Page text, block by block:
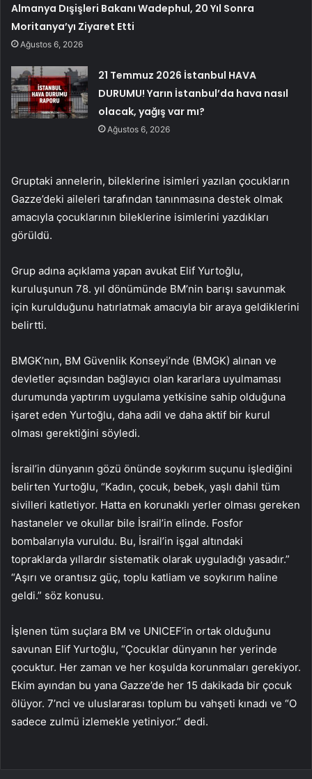
Almanya Dışişleri Bakanı Wadephul, 20 Yıl Sonra
Moritanya’yı Ziyaret Etti
Ağustos 6, 2026
21 Temmuz 2026 İstanbul HAVA
DURUMU! Yarın İstanbul’da hava nasıl
olacak, yağış var mı?
Ağustos 6, 2026
Gruptaki annelerin, bileklerine isimleri yazılan çocukların
Gazze’deki aileleri tarafından tanınmasına destek olmak
amacıyla çocuklarının bileklerine isimlerini yazdıkları
görüldü.
Grup adına açıklama yapan avukat Elif Yurtoğlu,
kuruluşunun 78. yıl dönümünde BM’nin barışı savunmak
için kurulduğunu hatırlatmak amacıyla bir araya geldiklerini
belirtti.
BMGK’nın, BM Güvenlik Konseyi’nde (BMGK) alınan ve
devletler açısından bağlayıcı olan kararlara uyulmaması
durumunda yaptırım uygulama yetkisine sahip olduğuna
işaret eden Yurtoğlu, daha adil ve daha aktif bir kurul
olması gerektiğini söyledi.
İsrail’in dünyanın gözü önünde soykırım suçunu işlediğini
belirten Yurtoğlu, “Kadın, çocuk, bebek, yaşlı dahil tüm
sivilleri katletiyor. Hatta en korunaklı yerler olması gereken
hastaneler ve okullar bile İsrail’in elinde. Fosfor
bombalarıyla vuruldu. Bu, İsrail’in işgal altındaki
topraklarda yıllardır sistematik olarak uyguladığı yasadır.”
“Aşırı ve orantısız güç, toplu katliam ve soykırım haline
geldi.” söz konusu.
İşlenen tüm suçlara BM ve UNICEF’in ortak olduğunu
savunan Elif Yurtoğlu, “Çocuklar dünyanın her yerinde
çocuktur. Her zaman ve her koşulda korunmaları gerekiyor.
Ekim ayından bu yana Gazze’de her 15 dakikada bir çocuk
ölüyor. 7’nci ve uluslararası toplum bu vahşeti kınadı ve “O
sadece zulmü izlemekle yetiniyor.” dedi.